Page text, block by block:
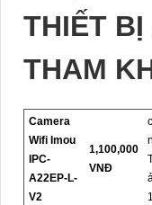
THIẾT BỊ
THAM
Camera
Wifi Imou
IPC-
A22EP-L-
V2
1,100,000
VNĐ